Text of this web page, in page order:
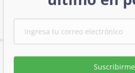
Suscribirme